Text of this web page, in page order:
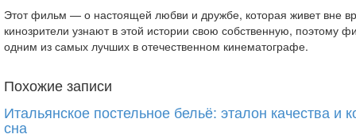
Этот фильм — о настоящей любви и дружбе, которая живет вне
кинозрители узнают в этой истории свою собственную, поэтому
одним из самых лучших в отечественном кинематографе.
Похожие записи
Итальянское постельное бельё: эталон качества и
сна